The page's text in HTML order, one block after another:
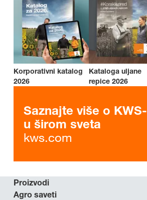
Korporativni katalog
2026
Kataloga uljane
repice 2026
Saznajte više o KWS-
u širom sveta
kws.com
Proizvodi
Agro saveti